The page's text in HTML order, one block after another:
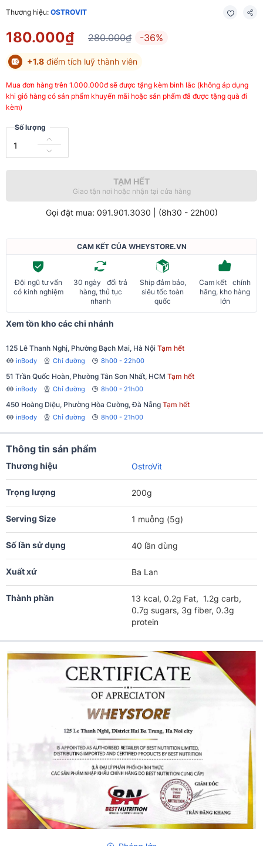
Thương hiệu: OSTROVIT
180.000₫ 280.000₫ -36%
+1.8 điểm tích luỹ thành viên
Mua đơn hàng trên 1.000.000đ sẽ được tặng kèm bình lắc (không áp dụng
khi giỏ hàng có sản phẩm khuyến mãi hoặc sản phẩm đã được tặng quà đi
kèm)
Số lượng
TẠM HẾT
Giao tận nơi hoặc nhận tại cửa hàng
Gọi đặt mua: 091.901.3030 | (8h30 - 22h00)
CAM KẾT CỦA WHEYSTORE.VN
Đội ngũ tư vấn
có kinh nghiệm
30 ngày đổi trả
hàng, thủ tục
nhanh
Ship đảm bảo,
siêu tốc toàn
quốc
Cam kết chính
hãng, kho hàng
lớn
Xem tồn kho các chi nhánh
125 Lê Thanh Nghị, Phường Bạch Mai, Hà Nội Tạm hết
inBody Chỉ đường 8h00 - 22h00
51 Trần Quốc Hoàn, Phường Tân Sơn Nhất, HCM Tạm hết
inBody Chỉ đường 8h00 - 21h00
450 Hoàng Diệu, Phường Hòa Cường, Đà Nẵng Tạm hết
inBody Chỉ đường 8h00 - 21h00
Thông tin sản phẩm
Thương hiệu OstroVit
Trọng lượng 200g
Serving Size 1 muỗng (5g)
Số lần sử dụng 40 lần dùng
Xuất xứ Ba Lan
Thành phần
13 kcal, 0.2g Fat, 1.2g carb,
0.7g sugars, 3g fiber, 0.3g
protein